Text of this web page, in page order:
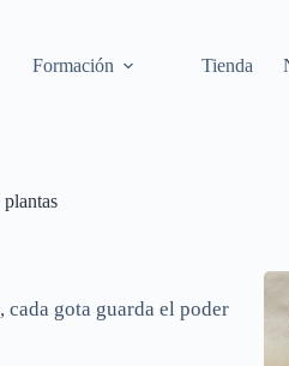
Formación Tienda
plantas
cada gota guarda el poder